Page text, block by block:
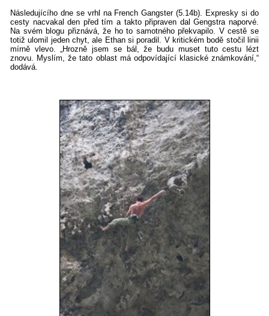
Následujícího dne se vrhl na French Gangster (5.14b). Expresky si do
cesty nacvakal den před tím a takto připraven dal Gengstra naporvé.
Na svém blogu přiznává, že ho to samotného překvapilo. V cestě se
totiž ulomil jeden chyt, ale Ethan si poradil. V kritickém bodě stočil linii
mírně vlevo. „Hrozně jsem se bál, že budu muset tuto cestu lézt
znovu. Myslím, že tato oblast má odpovídající klasické známkování,“
dodává.